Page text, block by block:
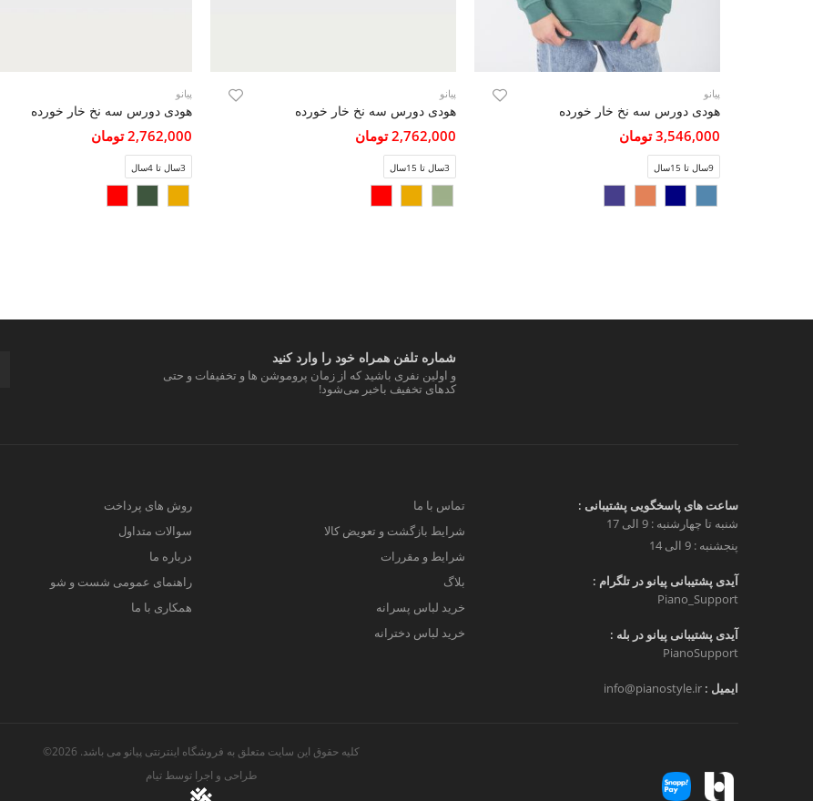
پیانو
هودی دورس سه نخ خار خورده
3,546,000 تومان
9سال تا 15سال
پیانو
هودی دورس سه نخ خار خورده
2,762,000 تومان
3سال تا 15سال
پیانو
هودی دورس سه نخ خار خورده
2,762,000 تومان
3سال تا 4سال
شماره تلفن همراه خود را وارد کنید
و اولین نفری باشید که از زمان پروموشن ها و تخفیفات و حتی
کدهای تخفیف باخبر می‌شود!
ساعت های پاسخگویی پشتیبانی :
شنبه تا چهارشنبه : 9 الی 17
پنجشنبه : 9 الی 14
آیدی پشتیبانی پیانو در تلگرام :
Piano_Support
آیدی پشتیبانی پیانو در بله :
PianoSupport
ایمیل : info@pianostyle.ir
تماس با ما
شرایط بازگشت و تعویض کالا
شرایط و مقررات
بلاگ
خرید لباس پسرانه
خرید لباس دخترانه
روش های پرداخت
سوالات متداول
درباره ما
راهنمای عمومی شست و شو
همکاری با ما
کلیه حقوق این سایت متعلق به فروشگاه اینترنتی پیانو می باشد. 2026©
طراحی و اجرا توسطتیام